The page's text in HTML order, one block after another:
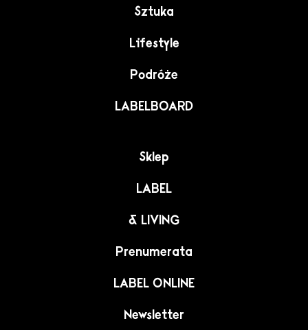
Sztuka
Lifestyle
Podróże
LABELBOARD
Sklep
LABEL
& LIVING
Prenumerata
LABEL ONLINE
Newsletter